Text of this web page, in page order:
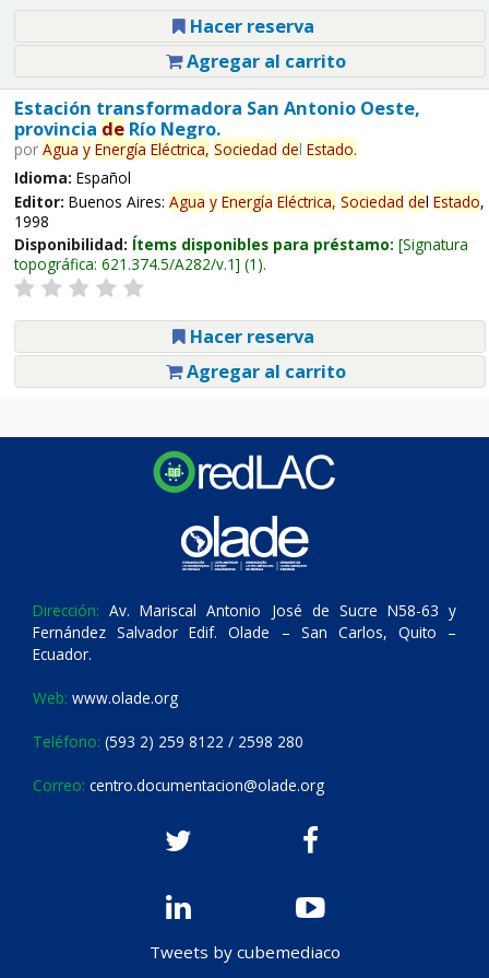
Hacer reserva
Agregar al carrito
Estación transformadora San Antonio Oeste,
provincia deRío Negro.
por Agua y Energía Eléctrica, Sociedad del Estado.
Idioma: Español
Editor: Buenos Aires: Agua y Energía Eléctrica, Sociedad del Estado,
1998
Disponibilidad: Ítems disponibles para préstamo: Signatura
topográfica: 621.374.5/A282/v.1 (1).
Hacer reserva
Agregar al carrito
Dirección: Av. Mariscal Antonio José de Sucre N58-63 y
Fernández Salvador Edif. Olade – San Carlos, Quito –
Ecuador.
Web: www.olade.org
Teléfono: (593 2) 259 8122 / 2598 280
Correo: centro.documentacion@olade.org
Tweets by cubemediaco